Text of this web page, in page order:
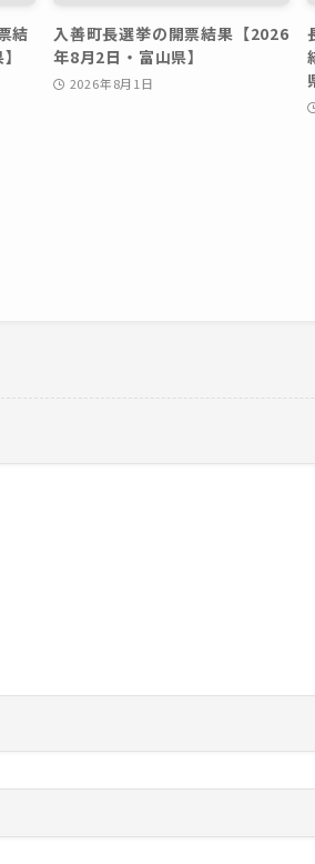
結
入善町長選挙の開票結果【2026
年8月2日・富山県】
2026年8月1日